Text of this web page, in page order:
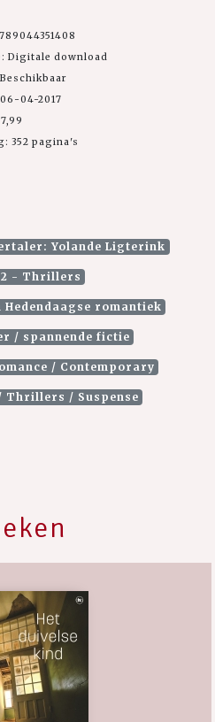
Digitale download
04-2017
352 pagina's
Yolande Ligterink
- Thrillers
Hedendaagse romantiek
/ spannende fictie
/ Contemporary
/ Thrillers / Suspense